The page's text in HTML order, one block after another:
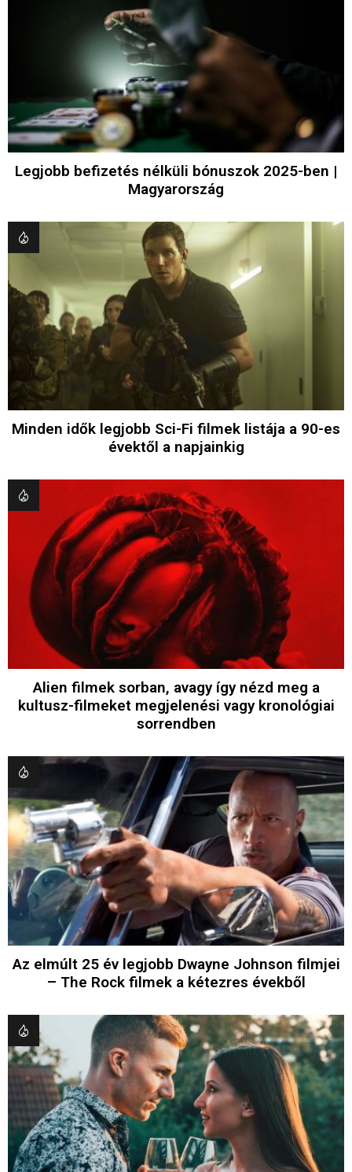
Legjobb befizetés nélküli bónuszok 2025-ben |
Magyarország
Minden idők legjobb Sci-Fi filmek listája a 90-es
évektől a napjainkig
Alien filmek sorban, avagy így nézd meg a
kultusz-filmeket megjelenési vagy kronológiai
sorrendben
Az elmúlt 25 év legjobb Dwayne Johnson filmjei
– The Rock filmek a kétezres évekből